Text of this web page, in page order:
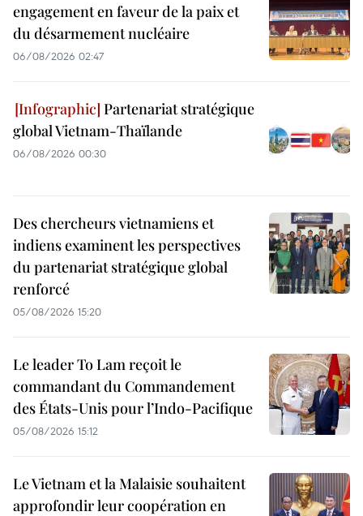
engagement en faveur de la paix et
du désarmement nucléaire
06/08/2026 02:47
Partenariat stratégique
global Vietnam-Thaïlande
06/08/2026 00:30
Des chercheurs vietnamiens et
indiens examinent les perspectives
du partenariat stratégique global
renforcé
05/08/2026 15:20
Le leader To Lam reçoit le
commandant du Commandement
des États-Unis pour l’Indo-Pacifique
05/08/2026 15:12
Le Vietnam et la Malaisie souhaitent
approfondir leur coopération en